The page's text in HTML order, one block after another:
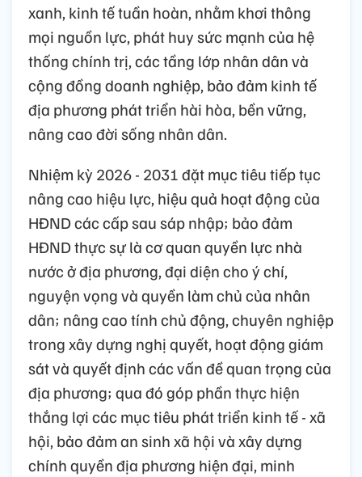
xanh, kinh tế tuần hoàn, nhằm khơi thông
mọi nguồn lực, phát huy sức mạnh của hệ
thống chính trị, các tầng lớp nhân dân và
cộng đồng doanh nghiệp, bảo đảm kinh tế
địa phương phát triển hài hòa, bền vững,
nâng cao đời sống nhân dân.
Nhiệm kỳ 2026 - 2031 đặt mục tiêu tiếp tục
nâng cao hiệu lực, hiệu quả hoạt động của
HĐND các cấp sau sáp nhập; bảo đảm
HĐND thực sự là cơ quan quyền lực nhà
nước ở địa phương, đại diện cho ý chí,
nguyện vọng và quyền làm chủ của nhân
dân; nâng cao tính chủ động, chuyên nghiệp
trong xây dựng nghị quyết, hoạt động giám
sát và quyết định các vấn đề quan trọng của
địa phương; qua đó góp phần thực hiện
thắng lợi các mục tiêu phát triển kinh tế - xã
hội, bảo đảm an sinh xã hội và xây dựng
chính quyền địa phương hiện đại, minh